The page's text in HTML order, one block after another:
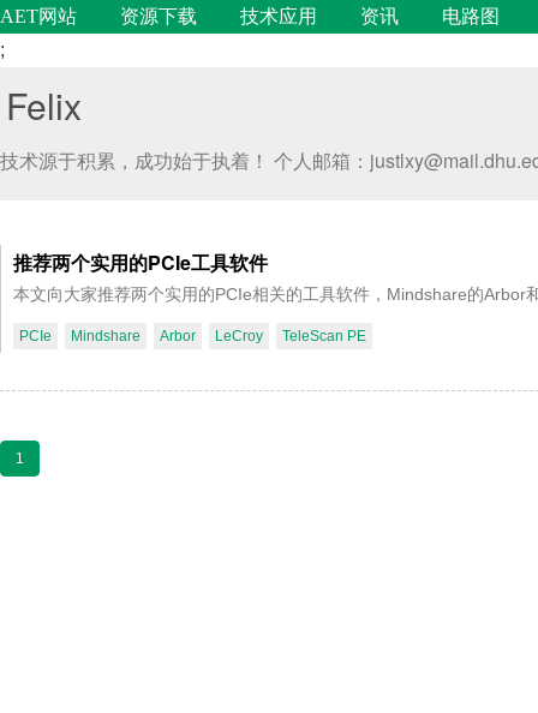
AET网站 资源下载 技术应用 资讯
电路图
;
Felix
技术源于积累，成功始于执着！ 个人邮箱：
推荐两个实用的PCIe工具软件
本文向大家推荐两个实用的PCIe相关的工具软件，Mindshare的Arbor
PCIe Mindshare Arbor LeCroy TeleScan PE
1